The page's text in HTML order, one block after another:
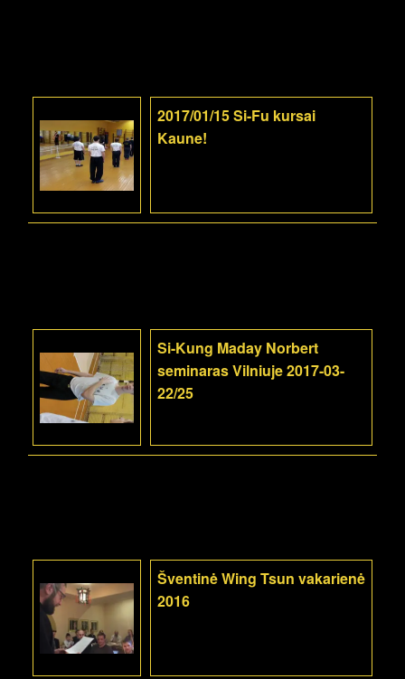
2017/01/15 Si-Fu kursai
Kaune!
Si-Kung Maday Norbert
seminaras Vilniuje 2017-03-
22/25
Šventinė Wing Tsun vakarienė
2016